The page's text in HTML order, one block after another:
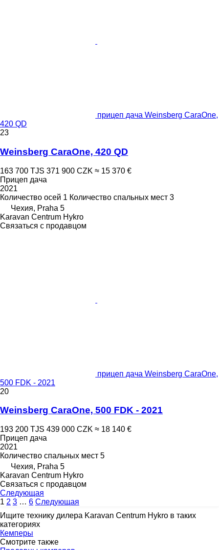
прицеп дача Weinsberg CaraOne,
420 QD
23
Weinsberg CaraOne, 420 QD
163 700 TJS 371 900 CZK ≈ 15 370 €
Прицеп дача
2021
Количество осей 1 Количество спальных мест 3
Чехия, Praha 5
Karavan Centrum Hykro
Связаться с продавцом
прицеп дача Weinsberg CaraOne,
500 FDK - 2021
20
Weinsberg CaraOne, 500 FDK - 2021
193 200 TJS 439 000 CZK ≈ 18 140 €
Прицеп дача
2021
Количество спальных мест 5
Чехия, Praha 5
Karavan Centrum Hykro
Связаться с продавцом
Следующая
1 2 3 … 6 Следующая
Ищите технику дилера Karavan Centrum Hykro в таких
категориях
Кемперы
Смотрите также